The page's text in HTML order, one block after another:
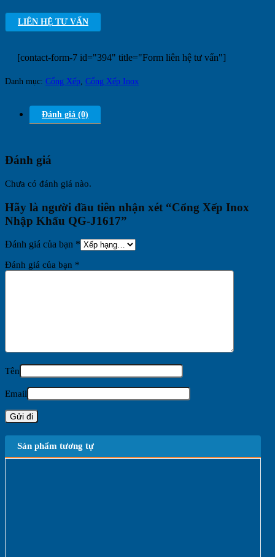
LIÊN HỆ TƯ VẤN
[contact-form-7 id="394" title="Form liên hệ tư vấn"]
Danh mục: Cổng Xếp, Cổng Xếp Inox
Đánh giá (0)
Đánh giá
Chưa có đánh giá nào.
Hãy là người đầu tiên nhận xét “Cổng Xếp Inox
Nhập Khẩu QG-J1617”
Đánh giá của bạn *
Đánh giá của bạn *
Tên
Email
Sản phẩm tương tự